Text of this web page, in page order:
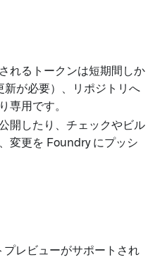
れるトークンは短期間しか
が必要）、リポジトリへ
専用です。
開したり、チェックやビル
変更を Foundry にプッシ
プレビューがサポートされ